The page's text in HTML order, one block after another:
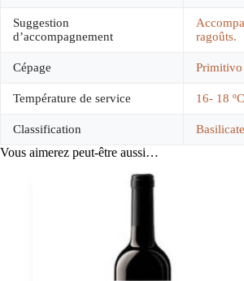
Suggestion
d’accompagnement
ragoûts.
Cépage Primitivo
Température de service 16- 18 ºC
Classification Basilicate
Vous aimerez peut-être aussi…